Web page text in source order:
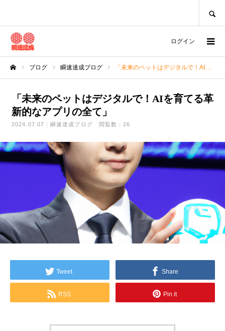
ログイン
ブログ 瞬速達成ブログ 「未来のペットはデジタルで！AIを育てる革新的なアプリの全て」
「未来のペットはデジタルで！AIを育てる革
新的なアプリの全て」
2024.07.07 瞬速達成ブログ 閲覧数：26
Tweet Share
RSS Pin it